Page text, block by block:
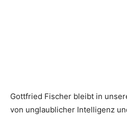
Gottfried Fischer bleibt in
von unglaublicher Intelligenz